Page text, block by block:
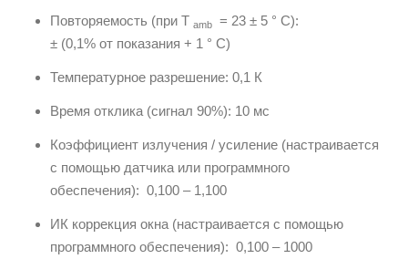
Повторяемость (при T amb
= 23 ± 5 ° C):
± (0,1% от показания + 1 ° C)
Температурное разрешение: 0,1 К
Время отклика (сигнал 90%): 10 мс
Коэффициент излучения / усиление (настраивается
с помощью датчика или программного
обеспечения): 0,100 – 1,100
ИК коррекция окна (настраивается с помощью
программного обеспечения): 0,100 – 1000